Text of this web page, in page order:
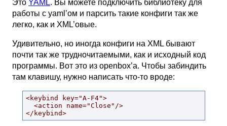
Это YAML. Вы можете подключить библиотеку для
работы с yaml’ом и парсить такие конфиги так же
легко, как и XML’овые.
Удивительно, но иногда конфиги на XML бывают
почти так же трудночитаемыми, как и исходный код
программы. Вот это из openbox’а. Чтобы забиндить
там клавишу, нужно написать что-то вроде:
<keybind key="A-F4">
</keybind>